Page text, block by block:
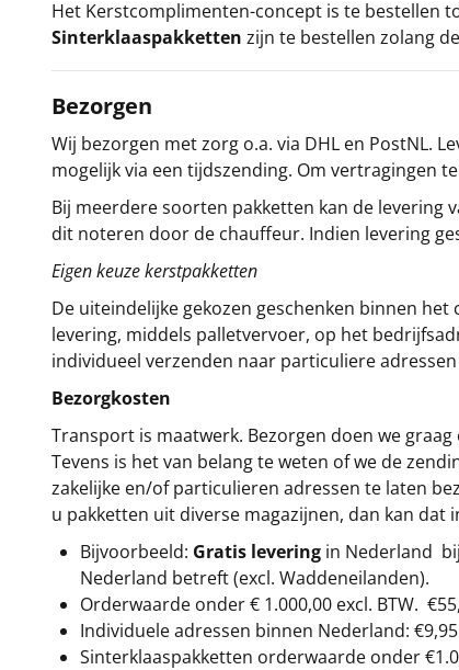
Het Kerstcomplimenten-concept is te bestellen
Sinterklaaspakketten zijn te bestellen zolang
Bezorgen
Wij bezorgen met zorg o.a. via DHL en PostNL.
mogelijk via een tijdszending. Om vertragingen
Bij meerdere soorten pakketten kan de levering
dit noteren door de chauffeur. Indien levering
Eigen keuze kerstpakketten
De uiteindelijke gekozen geschenken binnen het
levering, middels palletvervoer, op het
individueel verzenden naar particuliere
Bezorgkosten
Transport is maatwerk. Bezorgen doen we
Tevens is het van belang te weten of we de
zakelijke en/of particulieren adressen te laten
u pakketten uit diverse magazijnen, dan kan dat
Bijvoorbeeld: Gratis levering in Nederland
Nederland betreft (excl. Waddeneilanden).
Orderwaarde onder € 1.000,00 excl. BTW.
Individuele adressen binnen Nederland:
Sinterklaaspakketten orderwaarde onder €